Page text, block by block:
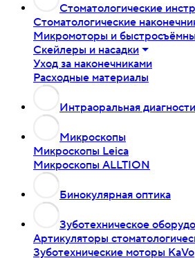
Стоматологические
Стоматологические
Микромоторы и
Скейлеры и насадки
Уход за наконечниками
Расходные материалы
Интраоральная
Микроскопы
Микроскопы Leica
Микроскопы ALLTION
Бинокулярная оптика
Зуботехническое
Артикуляторы
Зуботехнические моторы KaVo